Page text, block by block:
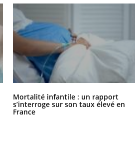
Mortalité infantile : un rapport
s’interroge sur son taux élevé en
France